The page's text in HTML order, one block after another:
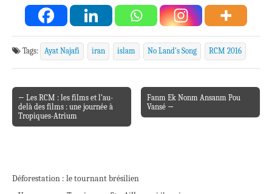
Tags: Ayat Najafi iran islam No Land's Song RCM 2016
Post navigation
← Les RCM : les films et l’au-
delà des films : une journée à
Tropiques-Atrium
Fanm Ek Nonm Ansanm Pou
Vansé →
Déforestation : le tournant brésilien